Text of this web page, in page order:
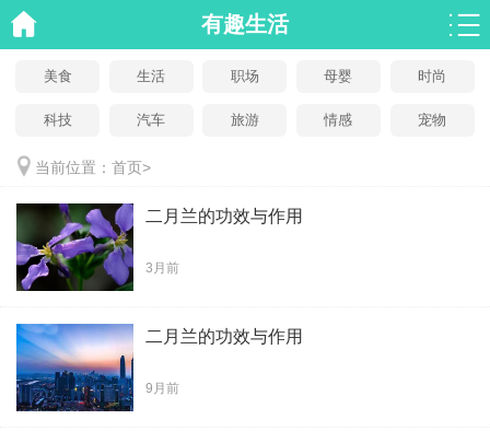
有趣生活
美食 生活 职场 母婴 时尚
科技 汽车 旅游 情感 宠物
当前位置： 首页>
二月兰的功效与作用
3月前
二月兰的功效与作用
9月前